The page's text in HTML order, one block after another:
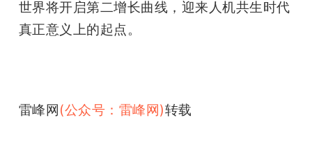
世界将开启第二增长曲线，迎来人机共生时代
真正意义上的起点。
雷峰网(公众号：雷峰网)转载